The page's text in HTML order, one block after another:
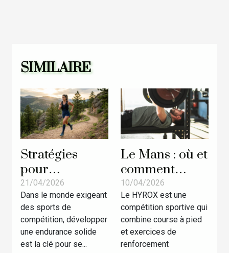
SIMILAIRE
Stratégies
pour
augmenter
l'endurance en
sports de
compétition
21/04/2026
Dans le monde exigeant
des sports de
compétition, développer
une endurance solide
est la clé pour se...
Le Mans : où et
comment
s’entraîner au
prochain
HYROX ?
10/04/2026
Le HYROX est une
compétition sportive qui
combine course à pied
et exercices de
renforcement